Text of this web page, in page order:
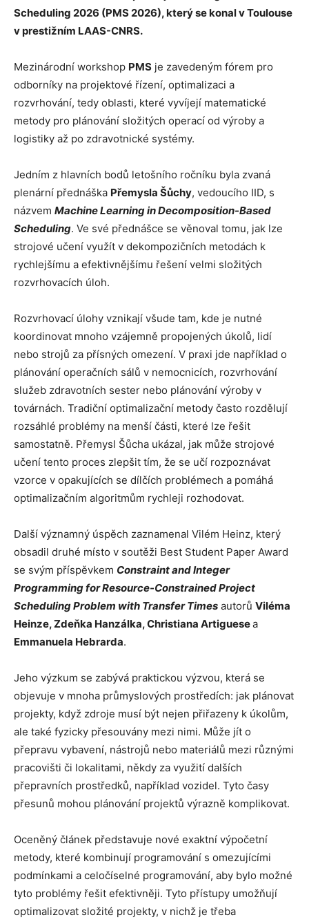
Scheduling 2026 (PMS 2026), který se konal v Toulouse
v prestižním LAAS-CNRS.
Mezinárodní workshop PMS je zavedeným fórem pro
odborníky na projektové řízení, optimalizaci a
rozvrhování, tedy oblasti, které vyvíjejí matematické
metody pro plánování složitých operací od výroby a
logistiky až po zdravotnické systémy.
Jedním z hlavních bodů letošního ročníku byla zvaná
plenární přednáška Přemysla Šůchy, vedoucího IID, s
názvem Machine Learning in Decomposition-Based
Scheduling. Ve své přednášce se věnoval tomu, jak lze
strojové učení využít v dekompozičních metodách k
rychlejšímu a efektivnějšímu řešení velmi složitých
rozvrhovacích úloh.
Rozvrhovací úlohy vznikají všude tam, kde je nutné
koordinovat mnoho vzájemně propojených úkolů, lidí
nebo strojů za přísných omezení. V praxi jde například o
plánování operačních sálů v nemocnicích, rozvrhování
služeb zdravotních sester nebo plánování výroby v
továrnách. Tradiční optimalizační metody často rozdělují
rozsáhlé problémy na menší části, které lze řešit
samostatně. Přemysl Šůcha ukázal, jak může strojové
učení tento proces zlepšit tím, že se učí rozpoznávat
vzorce v opakujících se dílčích problémech a pomáhá
optimalizačním algoritmům rychleji rozhodovat.
Další významný úspěch zaznamenal Vilém Heinz, který
obsadil druhé místo v soutěži Best Student Paper Award
se svým příspěvkem Constraint and Integer
Programming for Resource-Constrained Project
Scheduling Problem with Transfer Times autorů Viléma
Heinze, Zdeňka Hanzálka, Christiana Artiguesea
Emmanuela Hebrarda.
Jeho výzkum se zabývá praktickou výzvou, která se
objevuje v mnoha průmyslových prostředích: jak plánovat
projekty, když zdroje musí být nejen přiřazeny k úkolům,
ale také fyzicky přesouvány mezi nimi. Může jít o
přepravu vybavení, nástrojů nebo materiálů mezi různými
pracovišti či lokalitami, někdy za využití dalších
přepravních prostředků, například vozidel. Tyto časy
přesunů mohou plánování projektů výrazně komplikovat.
Oceněný článek představuje nové exaktní výpočetní
metody, které kombinují programování s omezujícími
podmínkami a celočíselné programování, aby bylo možné
tyto problémy řešit efektivněji. Tyto přístupy umožňují
optimalizovat složité projekty, v nichž je třeba